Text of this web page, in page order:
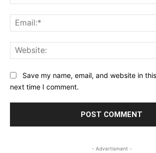
Save my name, email, and website in
next time I comment.
- Advertisment -